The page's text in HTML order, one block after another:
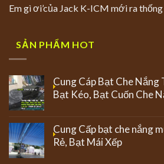
Em gì ơi’của Jack K-ICM mới ra
SẢN PHẨM HOT
Cung Cáp Bạt Che Nắng
Bạt Kéo, Bạt Cuốn Che
Cung Cấp bạt che nắng
Rẻ, Bạt Mái Xếp